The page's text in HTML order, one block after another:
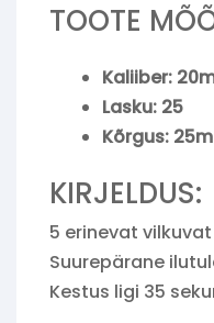
TOOTE
Kaliiber:
Lasku: 25
Kõrgus: 25m
KIRJELDUS:
5 erinevat
Suurepärane
Kestus ligi 35